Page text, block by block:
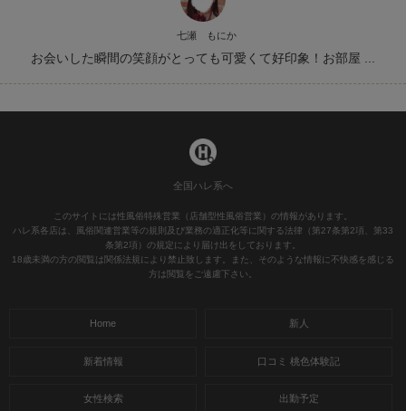
七瀬 もにか
お会いした瞬間の笑顔がとっても可愛くて好印象！お部屋 ...
全国ハレ系へ
このサイトには性風俗特殊営業（店舗型性風俗営業）の情報があります。
ハレ系各店は、風俗関連営業等の規則及び業務の適正化等に関する法律（第27条第2項、第33
条第2項）の規定により届け出をしております。
18歳未満の方の閲覧は関係法規により禁止致します。また、そのような情報に不快感を感じる
方は閲覧をご遠慮下さい。
Home 新人
新着情報 口コミ 桃色体験記
女性検索 出勤予定